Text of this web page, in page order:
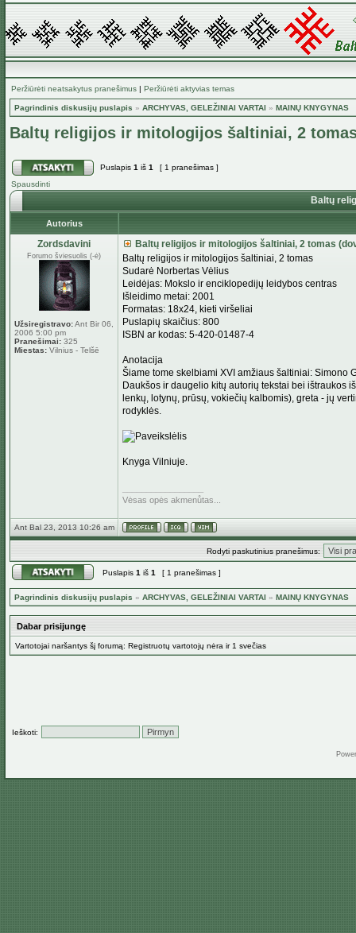
Peržiūrėti neatsakytus pranešimus | Peržiūrėti aktyvias temas
Pagrindinis diskusijų puslapis » ARCHYVAS, GELEŽINIAI VARTAI » MAINŲ KNYGYNAS
Baltų religijos ir mitologijos šaltiniai, 2
Puslapis 1 iš 1
[ 1 pranešimas ]
Spausdinti
Baltų
Autorius
Zordsdavini
Forumo šviesuolis (-ė)
Užsiregistravo:Ant Bir 06,
2006 5:00 pm
Pranešimai: 325
Miestas: Vilnius - Telšē
Baltų religijos ir mitologijos šaltiniai, 2 tomas
Baltų religijos ir mitologijos šaltiniai, 2 tomas
Sudarė Norbertas Vėlius
Leidėjas: Mokslo ir enciklopedijų leidybos centras
Išleidimo metai: 2001
Formatas: 18x24, kieti viršeliai
Puslapių skaičius: 800
ISBN ar kodas: 5-420-01487-4
Anotacija
Šiame tome skelbiami XVI amžiaus šaltiniai: Simono
Daukšos ir daugelio kitų autorių tekstai bei ištraukos
lenkų, lotynų, prūsų, vokiečių kalbomis), greta - jų
rodyklės.
Knyga Vilniuje.
Vėsas opės akmenůtas...
Ant Bal 23, 2013 10:26 am
Rodyti paskutinius pranešimus:
Puslapis 1 iš 1 [ 1 pranešimas ]
Pagrindinis diskusijų puslapis » ARCHYVAS, GELEŽINIAI VARTAI » MAINŲ KNYGYNAS
Dabar prisijungę
Vartotojai naršantys šį forumą: Registruotų vartotojų nėra ir 1 svečias
Ieškoti: